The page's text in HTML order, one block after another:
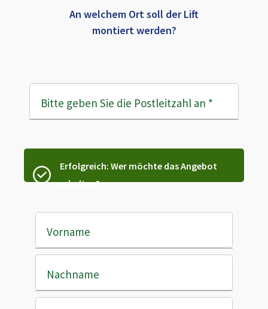
An welchem Ort soll der Lift
montiert werden?
Bitte geben Sie die Postleitzahl an *
Erfolgreich: Wer möchte das Angebot
erhalten?
Vorname
Nachname